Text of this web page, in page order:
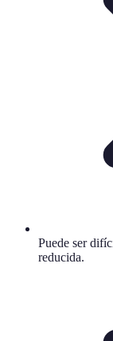
Puede ser
reducida.